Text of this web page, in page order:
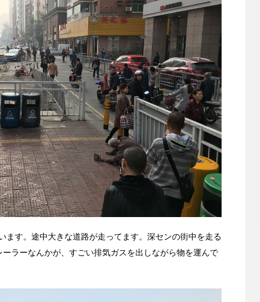
ます。途中大きな道路が走ってます。深センの街中を走る
ラーなんかが、すごい排気ガスを出しながら物を運んで